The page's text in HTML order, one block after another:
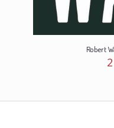
Robert